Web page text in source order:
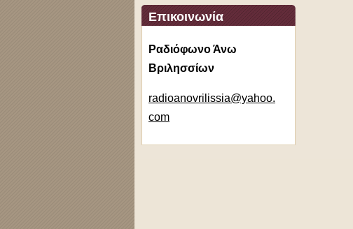
Επικοινωνία
Ραδιόφωνο Άνω
Βριλησσίων
radioanovrilissia@yahoo.
com